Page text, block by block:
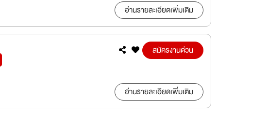
อ่านรายละเอียดเพิ่มเติม
สมัครงานด่วน
อ่านรายละเอียดเพิ่มเติม